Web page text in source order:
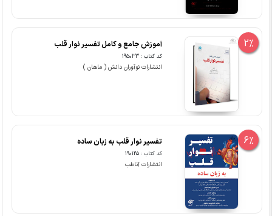
2% آموزش جامع و کامل تفسیر نوار قلب
کد کتاب : 195033
انتشارات نوآوران دانش ( ماهان )
6% تفسیر نوار قلب به زبان ساده
کد کتاب : 190125
انتشارات آناطب